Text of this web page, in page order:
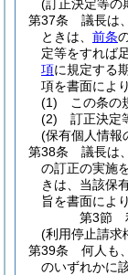
(訂正決定等の
第37条
議長は
ときは、 前条
定等をすれば
項に規定する
項を書面によ
(1)
この条の
(2)
訂正決定
(保有個人情報
第38条
議長は、
の訂正の実施
きは、当該保
旨を書面によ
第3節
(利用停止請求
第39条
何人も
のいずれかに